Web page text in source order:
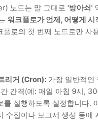
노드는 말 그대로 '방아쇠'
워크플로가 언제, 어떻게 시
플로의 첫 번째 노드로만 사
리거 (Cron): 가장 일반적인
간격(예: 매일 아침 9시,
를 실행하도록 설정합니다.
수집이나 보고서 생성 등에